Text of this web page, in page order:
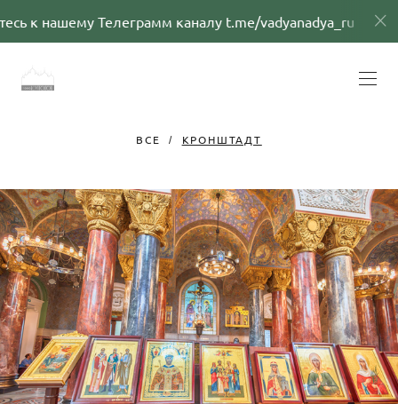
к нашему Телеграмм каналу t.me/vadyanadya_ru
ВСЕ КРОНШТАДТ